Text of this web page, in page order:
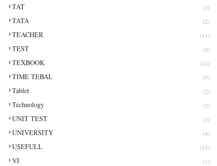
TAT (1)
TATA (2)
TEACHER (11)
TEST (8)
TEXBOOK (12)
TIME TEBAL (5)
Tablet (2)
Technology (2)
UNIT TEST (2)
UNIVERSITY (4)
USEFULL (13)
VI (1)